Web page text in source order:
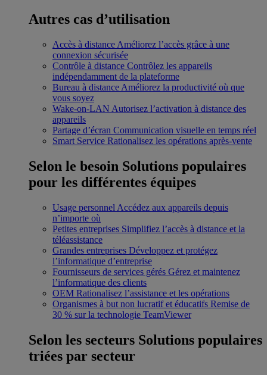
Autres cas d’utilisation
Accès à distance Améliorez l’accès grâce à une
connexion sécurisée
Contrôle à distance Contrôlez les appareils
indépendamment de la plateforme
Bureau à distance Améliorez la productivité où que
vous soyez
Wake-on-LAN Autorisez l’activation à distance des
appareils
Partage d’écran Communication visuelle en temps réel
Smart Service Rationalisez les opérations après-vente
Selon le besoin Solutions populaires
pour les différentes équipes
Usage personnel Accédez aux appareils depuis
n’importe où
Petites entreprises Simplifiez l’accès à distance et la
téléassistance
Grandes entreprises Développez et protégez
l’informatique d’entreprise
Fournisseurs de services gérés Gérez et maintenez
l’informatique des clients
OEM Rationalisez l’assistance et les opérations
Organismes à but non lucratif et éducatifs Remise de
30 % sur la technologie TeamViewer
Selon les secteurs Solutions populaires
triées par secteur